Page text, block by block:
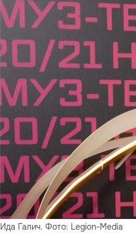
Ида Галич. Фото: Legion-Media